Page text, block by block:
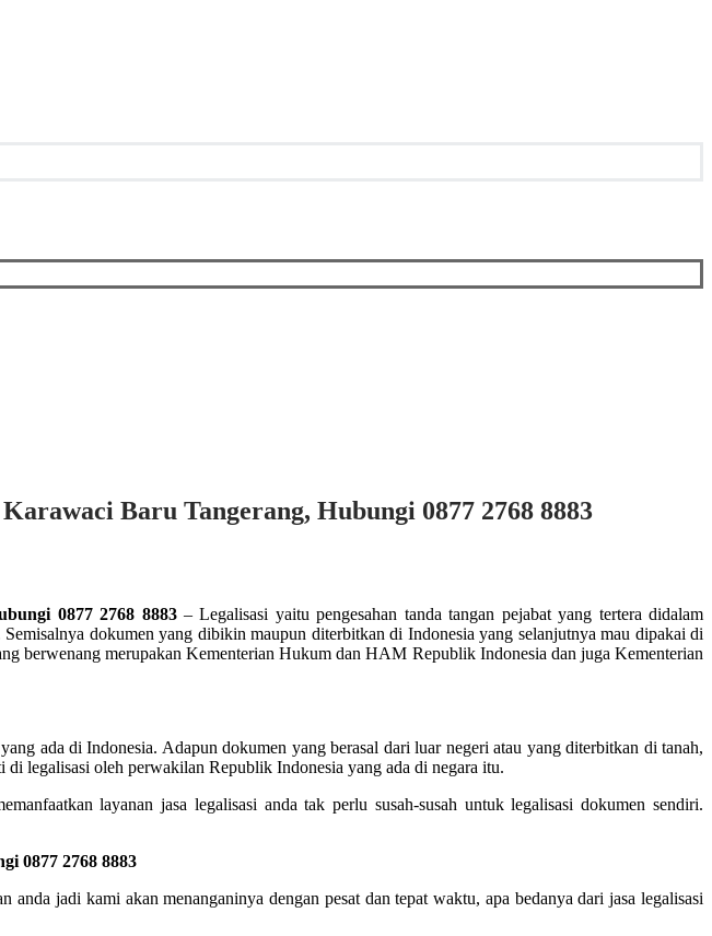
Baru Tangerang, Hubungi 0877 2768 8883
0877 2768 8883– Legalisasi yaitu pengesahan tanda tangan pejabat yang tertera didalam
dokumen yang dibikin maupun diterbitkan di Indonesia yang selanjutnya mau dipakai di
berwenang merupakan Kementerian Hukum dan HAM Republik Indonesia dan juga Kementerian
ada di Indonesia. Adapun dokumen yang berasal dari luar negeri atau yang diterbitkan di tanah,
legalisasi oleh perwakilan Republik Indonesia yang ada di negara itu.
layanan jasa legalisasi anda tak perlu susah-susah untuk legalisasi dokumen sendiri.
0877 2768 8883
jadi kami akan menanganinya dengan pesat dan tepat waktu, apa bedanya dari jasa legalisasi